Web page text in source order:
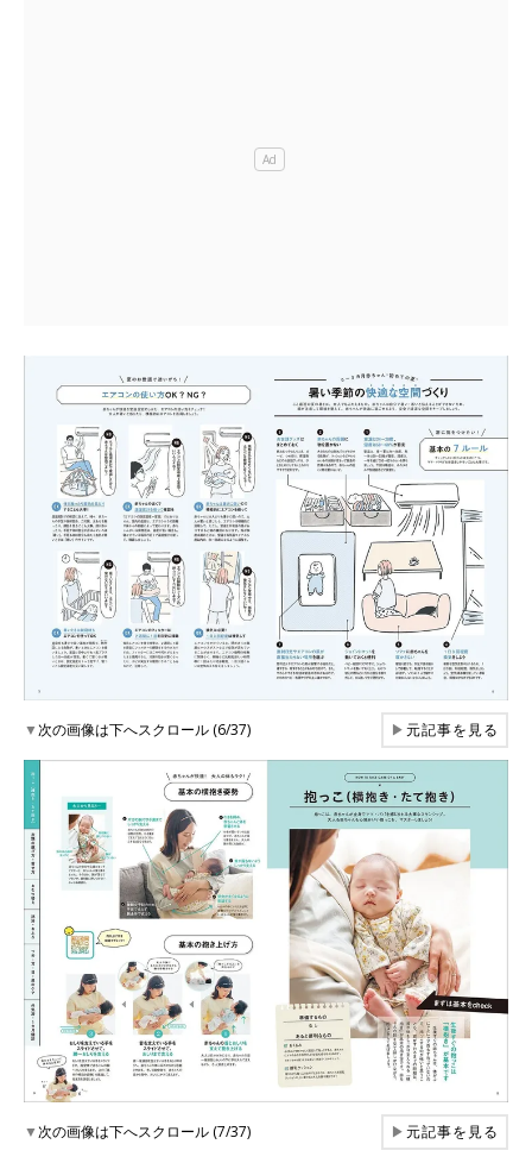
▼次の画像は下へスクロール (6/37) ▶元記事を見る
▼次の画像は下へスクロール (7/37) ▶元記事を見る